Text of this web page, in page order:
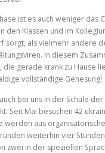
ist es auch weniger das
den Klassen und im
sorgt, als vielmehr andere
In diesem
die gerade krank zu Hause
vollständige Genesung!
bei uns in der Schule
Seit Mai besuchen 42
werden aus
weiterhin vier
zwei in der speziellen